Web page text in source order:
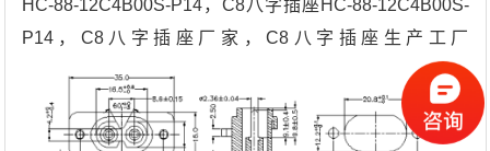
HC-88-12C4B00S-P14，C8八字插座HC-88-12C4B00S-
P14，C8八字插座厂家，C8八字插座生产工厂